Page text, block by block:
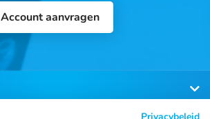
Account aanvragen